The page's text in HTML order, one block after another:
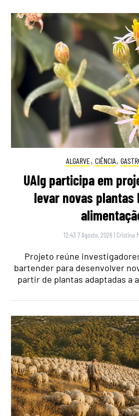
ALGARVE, CIÊNCIA,
UAlg participa em
levar novas plantas
12:43 7 Agosto, 2026 | Cristina
Projeto reúne
bartender para desenvolver
partir de plantas adaptadas a